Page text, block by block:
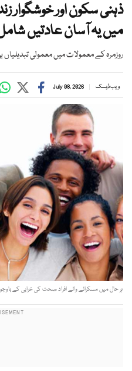
ذہنی سکون اور خوشگوار
میں یہ آسان عادتیں
روزمرہ کے معمولات میں معمولی
ویب ڈیسک July 08, 2026
ہر حال میں مسکرانے والے افراد صحت کی خرابی کے